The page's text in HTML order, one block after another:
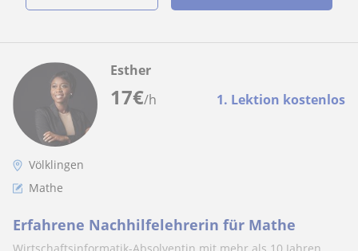
17€/h 1. Lektion kostenlos
Esther
Völklingen
Mathe
Erfahrene Nachhilfelehrerin für Mathe